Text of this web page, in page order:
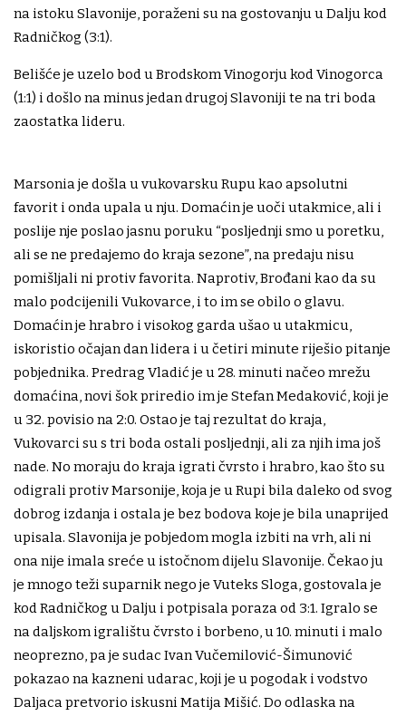
na istoku Slavonije, poraženi su na gostovanju u Dalju kod
Radničkog (3:1).
Belišće je uzelo bod u Brodskom Vinogorju kod Vinogorca
(1:1) i došlo na minus jedan drugoj Slavoniji te na tri boda
zaostatka lideru.
Marsonia je došla u vukovarsku Rupu kao apsolutni
favorit i onda upala u nju. Domaćin je uoči utakmice, ali i
poslije nje poslao jasnu poruku “posljednji smo u poretku,
ali se ne predajemo do kraja sezone”, na predaju nisu
pomišljali ni protiv favorita. Naprotiv, Brođani kao da su
malo podcijenili Vukovarce, i to im se obilo o glavu.
Domaćin je hrabro i visokog garda ušao u utakmicu,
iskoristio očajan dan lidera i u četiri minute riješio pitanje
pobjednika. Predrag Vladić je u 28. minuti načeo mrežu
domaćina, novi šok priredio im je Stefan Medaković, koji je
u 32. povisio na 2:0. Ostao je taj rezultat do kraja,
Vukovarci su s tri boda ostali posljednji, ali za njih ima još
nade. No moraju do kraja igrati čvrsto i hrabro, kao što su
odigrali protiv Marsonije, koja je u Rupi bila daleko od svog
dobrog izdanja i ostala je bez bodova koje je bila unaprijed
upisala. Slavonija je pobjedom mogla izbiti na vrh, ali ni
ona nije imala sreće u istočnom dijelu Slavonije. Čekao ju
je mnogo teži suparnik nego je Vuteks Sloga, gostovala je
kod Radničkog u Dalju i potpisala poraza od 3:1. Igralo se
na daljskom igralištu čvrsto i borbeno, u 10. minuti i malo
neoprezno, pa je sudac Ivan Vučemilović-Šimunović
pokazao na kazneni udarac, koji je u pogodak i vodstvo
Daljaca pretvorio iskusni Matija Mišić. Do odlaska na